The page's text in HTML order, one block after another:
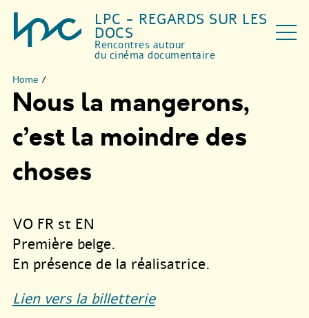
LPC - REGARDS SUR LES
DOCS
Rencontres autour
du cinéma documentaire
Home /
Nous la mangerons,
c’est la moindre des
choses
VO FR st EN
Première belge.
En présence de la réalisatrice.
Lien vers la billetterie